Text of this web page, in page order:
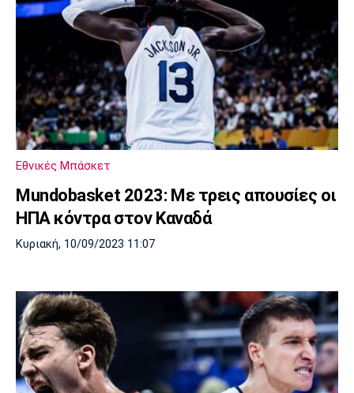
Εθνικές Μπάσκετ
Mundobasket 2023: Με τρεις απουσίες οι
ΗΠΑ κόντρα στον Καναδά
Κυριακή, 10/09/2023 11:07